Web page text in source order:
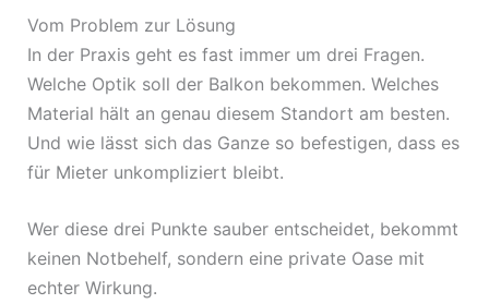
Vom Problem zur Lösung
In der Praxis geht es fast immer um drei Fragen.
Welche Optik soll der Balkon bekommen. Welches
Material hält an genau diesem Standort am besten.
Und wie lässt sich das Ganze so befestigen, dass es
für Mieter unkompliziert bleibt.
Wer diese drei Punkte sauber entscheidet, bekommt
keinen Notbehelf, sondern eine private Oase mit
echter Wirkung.